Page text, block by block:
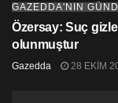
GAZEDDA'NIN
Özersay: Suç
olunmuştur
Gazedda 28 EKIM